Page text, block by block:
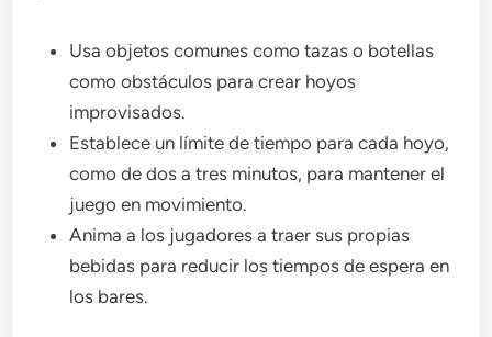
Usa objetos comunes como tazas o botellas
como obstáculos para crear hoyos
improvisados.
Establece un límite de tiempo para cada hoyo,
como de dos a tres minutos, para mantener el
juego en movimiento.
Anima a los jugadores a traer sus propias
bebidas para reducir los tiempos de espera en
los bares.